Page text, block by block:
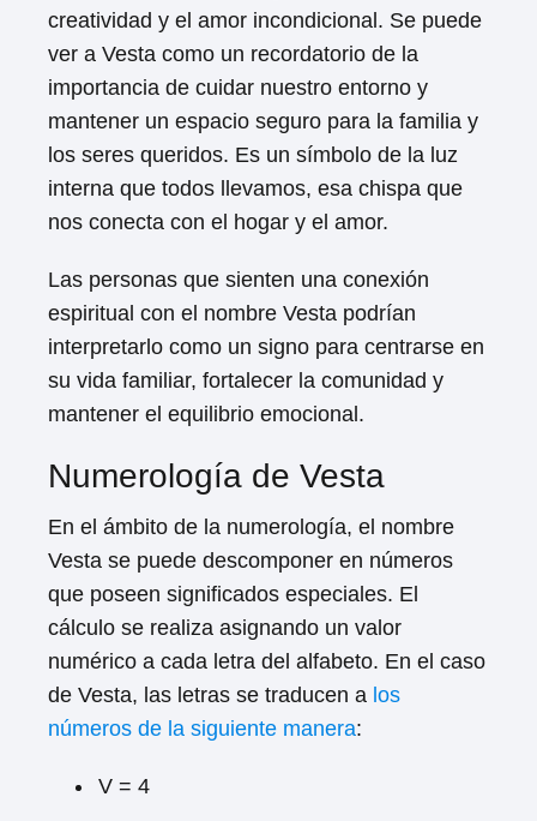
creatividad y el amor incondicional. Se puede
ver a Vesta como un recordatorio de la
importancia de cuidar nuestro entorno y
mantener un espacio seguro para la familia y
los seres queridos. Es un símbolo de la luz
interna que todos llevamos, esa chispa que
nos conecta con el hogar y el amor.
Las personas que sienten una conexión
espiritual con el nombre Vesta podrían
interpretarlo como un signo para centrarse en
su vida familiar, fortalecer la comunidad y
mantener el equilibrio emocional.
Numerología de Vesta
En el ámbito de la numerología, el nombre
Vesta se puede descomponer en números
que poseen significados especiales. El
cálculo se realiza asignando un valor
numérico a cada letra del alfabeto. En el caso
de Vesta, las letras se traducen a los
números de la siguiente manera:
V = 4